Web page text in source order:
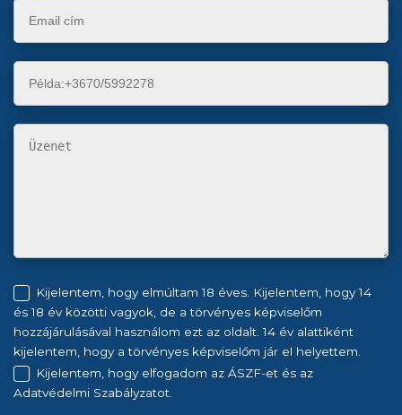
Kijelentem, hogy elmúltam 18 éves. Kijelentem, hogy 14
és 18 év közötti vagyok, de a törvényes képviselőm
hozzájárulásával használom ezt az oldalt. 14 év alattiként
kijelentem, hogy a törvényes képviselőm jár el helyettem.
Kijelentem, hogy elfogadom az ÁSZF-et és az
Adatvédelmi Szabályzatot.